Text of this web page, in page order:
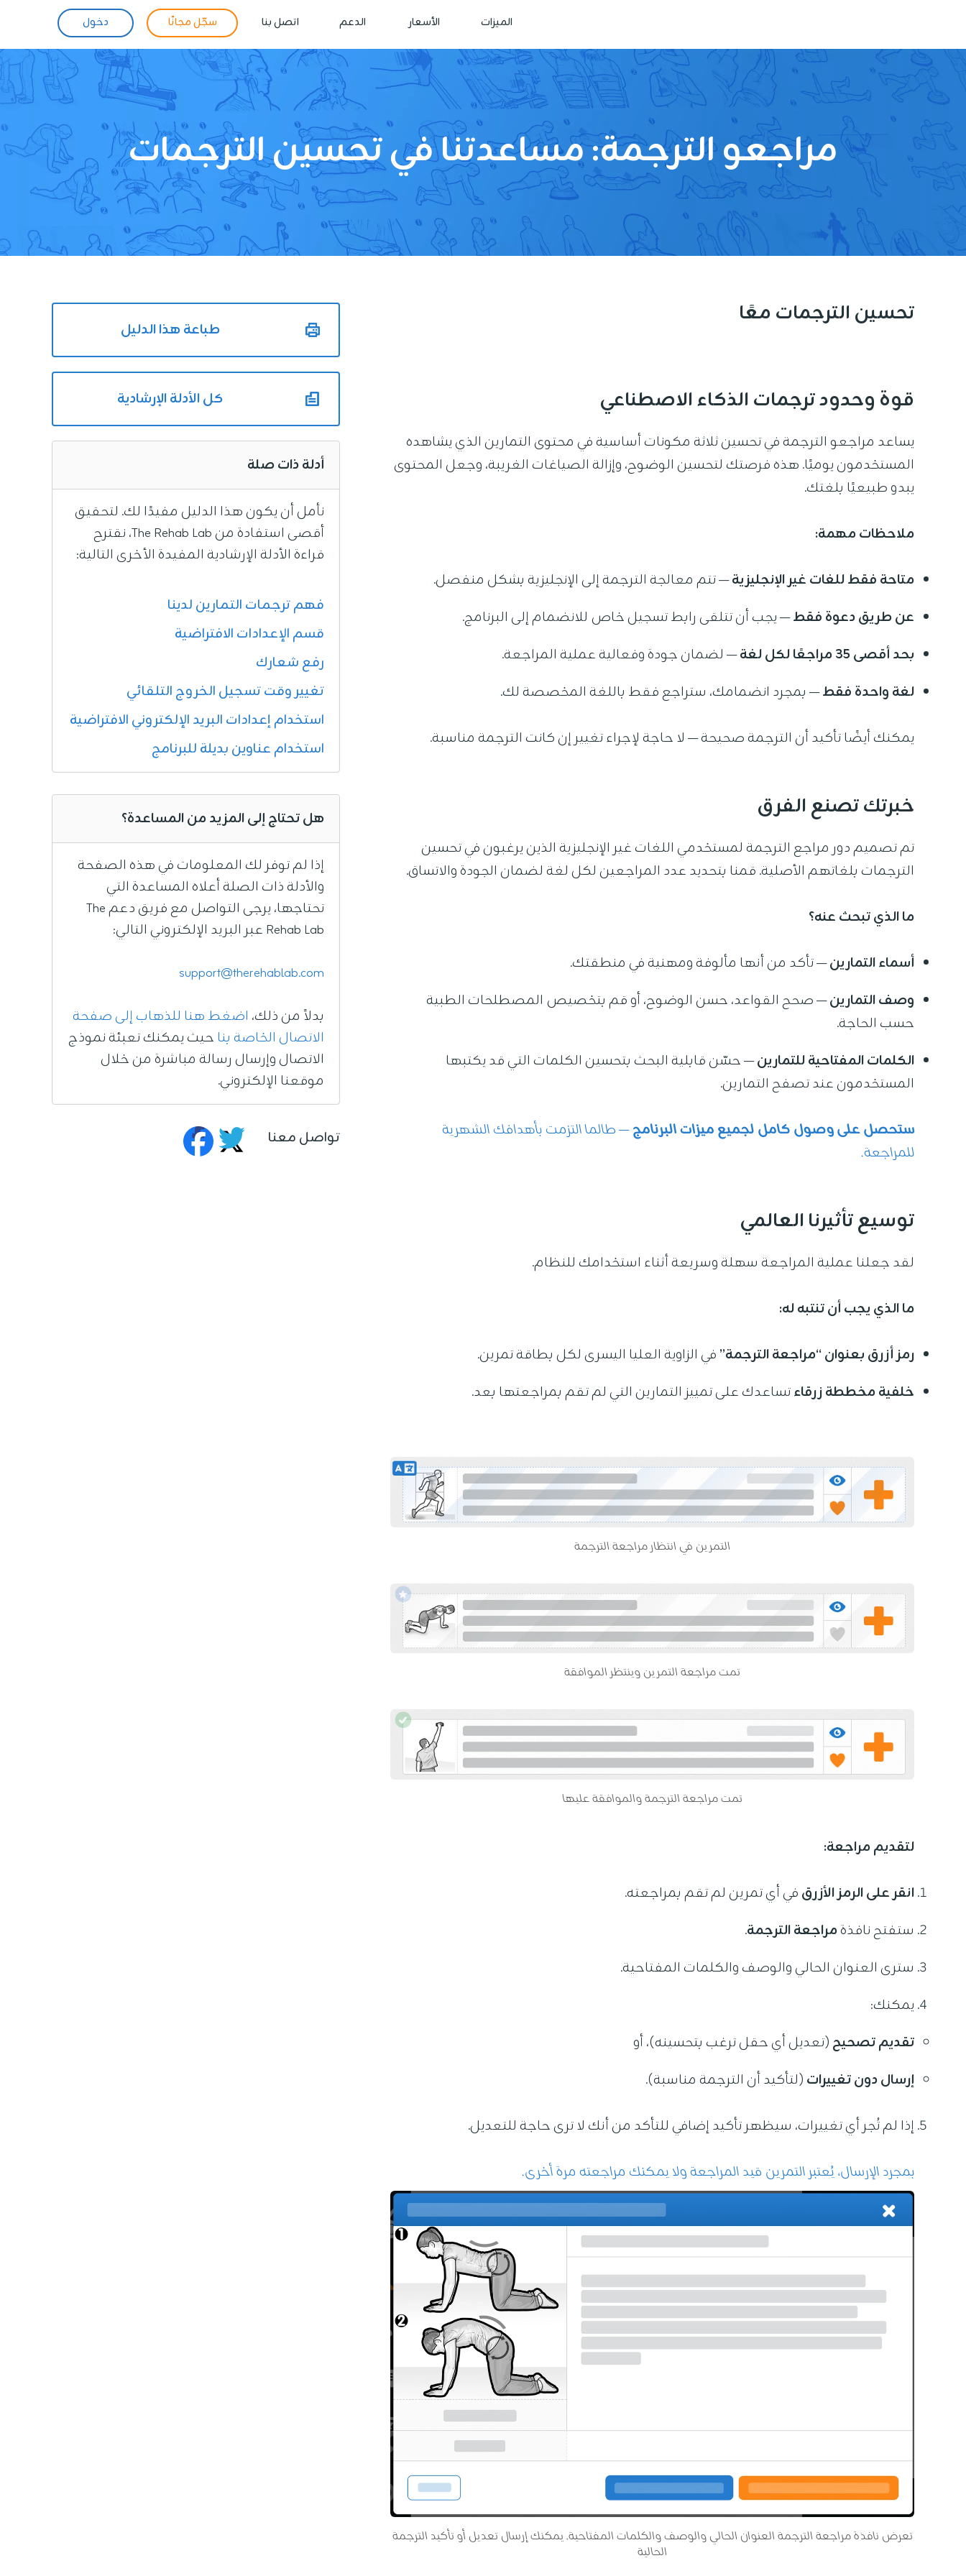
الميزات الأسعار الدعم اتصل بنا سجّل مجانًا دخول
مراجعو الترجمة: مساعدتنا في تحسين الترجمات
تحسين الترجمات معًا
قوة وحدود ترجمات الذكاء الاصطناعي
يساعد مراجعو الترجمة في تحسين ثلاثة مكونات أساسية في محتوى التمارين الذي يشاهده
المستخدمون يوميًا. هذه فرصتك لتحسين الوضوح، وإزالة الصياغات الغريبة، وجعل المحتوى
يبدو طبيعيًا بلغتك.
ملاحظات مهمة:
متاحة فقط للغات غير الإنجليزية— تتم معالجة الترجمة إلى الإنجليزية بشكل منفصل.
عن طريق دعوة فقط— يجب أن تتلقى رابط تسجيل خاص للانضمام إلى البرنامج.
بحد أقصى ٣٥ مراجعًا لكل لغة
— لضمان جودة وفعالية عملية المراجعة.
لغة واحدة فقط— بمجرد انضمامك، ستراجع فقط باللغة المخصصة لك.
يمكنك أيضًا تأكيد أن الترجمة صحيحة — لا حاجة لإجراء تغيير إن كانت الترجمة مناسبة.
خبرتك تصنع الفرق
تم تصميم دور مراجع الترجمة لمستخدمي اللغات غير الإنجليزية الذين يرغبون في تحسين
الترجمات بلغاتهم الأصلية. قمنا بتحديد عدد المراجعين لكل لغة لضمان الجودة والاتساق.
ما الذي تبحث عنه؟
أسماء التمارين— تأكد من أنها مألوفة ومهنية في منطقتك.
وصف التمارين— صحح القواعد، حسن الوضوح، أو قم بتخصيص المصطلحات الطبية
حسب الحاجة.
الكلمات المفتاحية للتمارين— حسّن قابلية البحث بتحسين الكلمات التي قد يكتبها
المستخدمون عند تصفح التمارين.
ستحصل على وصول كامل لجميع ميزات البرنامج— طالما التزمت بأهدافك الشهرية
للمراجعة.
توسيع تأثيرنا العالمي
لقد جعلنا عملية المراجعة سهلة وسريعة أثناء استخدامك للنظام.
ما الذي يجب أن تنتبه له:
رمز أزرق بعنوان “مراجعة الترجمة” في الزاوية العليا اليسرى لكل بطاقة تمرين.
خلفية مخططة زرقاءتساعدك على تمييز التمارين التي لم تقم بمراجعتها بعد.
التمرين في انتظار مراجعة الترجمة
تمت مراجعة التمرين وينتظر الموافقة
تمت مراجعة الترجمة والموافقة عليها
لتقديم مراجعة:
انقر على الرمز الأزرق في أي تمرين لم تقم بمراجعته.
ستفتح نافذةمراجعة الترجمة.
سترى العنوان الحالي والوصف والكلمات المفتاحية.
يمكنك:
تقديم تصحيح (تعديل أي حقل ترغب بتحسينه)، أو
إرسال دون تغييرات (لتأكيد أن الترجمة مناسبة).
إذا لم تُجر أي تغييرات، سيظهر تأكيد إضافي للتأكد من أنك لا ترى حاجة للتعديل.
بمجرد الإرسال، يُعتبر التمرين قيد المراجعة ولا يمكنك مراجعته مرة أخرى.
تعرض نافذة مراجعة الترجمة العنوان الحالي والوصف والكلمات المفتاحية. يمكنك إرسال تعديل أو تأكيد الترجمة
الحالية
طباعة هذا الدليل
كل الأدلة الإرشادية
أدلة ذات صلة
نأمل أن يكون هذا الدليل مفيدًا لك. لتحقيق
أقصى استفادة من The Rehab Lab، نقترح
قراءة الأدلة الإرشادية المفيدة الأخرى التالية:
فهم ترجمات التمارين لدينا
قسم الإعدادات الافتراضية
رفع شعارك
تغيير وقت تسجيل الخروج التلقائي
استخدام إعدادات البريد الإلكتروني الافتراضية
استخدام عناوين بديلة للبرنامج
هل تحتاج إلى المزيد من المساعدة؟
إذا لم توفر لك المعلومات في هذه الصفحة
والأدلة ذات الصلة أعلاه المساعدة التي
تحتاجها، يرجى التواصل مع فريق دعم The
Rehab Lab عبر البريد الإلكتروني التالي:
support@therehablab.com
بدلاً من ذلك، اضغط هنا للذهاب إلى صفحة
الاتصال الخاصة بنا حيث يمكنك تعبئة نموذج
الاتصال وإرسال رسالة مباشرة من خلال
موقعنا الإلكتروني.
تواصل معنا